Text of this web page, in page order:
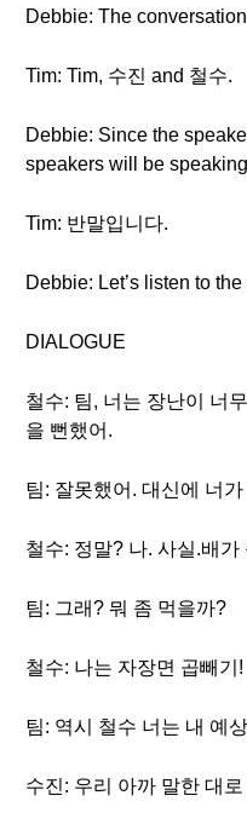
Debbie: The
Tim: Tim, 수진 and 철수.
Debbie: Since the
speakers will be
Tim: 반말입니다.
Debbie: Let’s listen to
DIALOGUE
철수: 팀, 너는 장난이 너
을 뻔했어.
팀: 잘못했어. 대신에 너
철수: 정말? 나. 사실.배가
팀: 그래? 뭐 좀 먹을까?
철수: 나는 자장면 곱빼기!
팀: 역시 철수 너는 내 예
수진: 우리 아까 말한 대